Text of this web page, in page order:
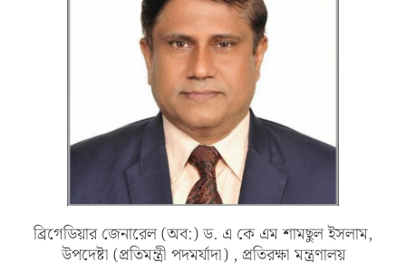
ব্রিগেডিয়ার জেনারেল (অব:) ড. এ কে এম শামছুল ইসলাম,
উপদেষ্টা (প্রতিমন্ত্রী পদমর্যাদা) , প্রতিরক্ষা মন্ত্রণালয়